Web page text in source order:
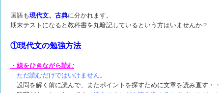
国語も現代文、古典に分かれます。
期末テストになると教科書を丸暗記している という方はいませんか？
①現代文の勉強方法
・線をひきながら読む
ただ読むだけではいけません。
設問を解く前に読んで、またポイントを探すために文章を読み直す・